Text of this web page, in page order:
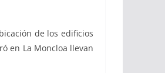
de los edificios
en La Moncloa llevan